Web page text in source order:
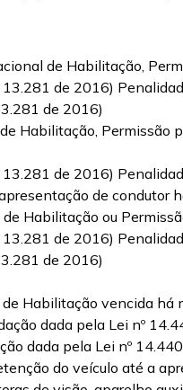
de Habilitação,
de 2016)
de 2016)
Habilitação, Permissão
de 2016)
de condutor
Habilitação ou
de 2016)
de 2016)
Habilitação vencida há
dada pela Lei nº
dada pela Lei nº
do veículo até a